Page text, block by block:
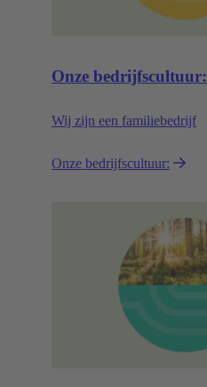
Onze bedrijfscultuur:
Wij zijn een familiebedrijf
Onze bedrijfscultuur: